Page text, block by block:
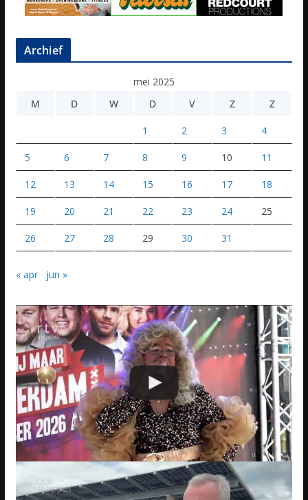
Archief
mei 2025
M
D W D V Z Z
1 2 3 4
5 6 7 8 9 10 11
12 13 14 15 16 17 18
19 20 21 22 23 24 25
26 27 28 29 30 31
« apr jun »